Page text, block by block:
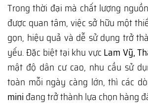
Trong thời đại mà chất lượng
được quan tâm, việc sở hữu một
gọn, hiệu quả và dễ sử dụng trở
yếu. Đặc biệt tại khu vực Lam Vỹ,
mật độ dân cư cao, nhu cầu sử
toàn mỗi ngày càng lớn, thì các
mini đang trở thành lựa chọn hàng